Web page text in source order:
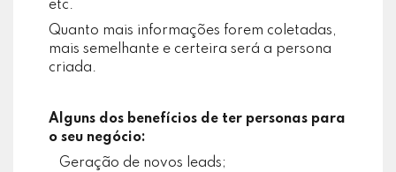
etc.
Quanto mais informações forem coletadas,
mais semelhante e certeira será a persona
criada.
Alguns dos benefícios de ter personas para
o seu negócio:
Geração de novos leads;